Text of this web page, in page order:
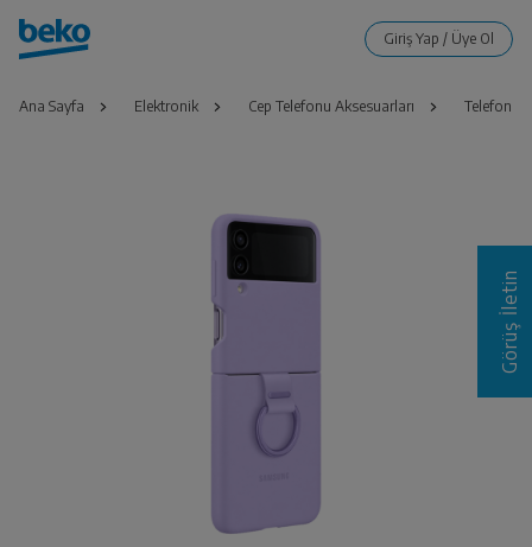
Ana Sayfa Elektronik Cep Telefonu Aksesuarları Telefon
Görüş İletin